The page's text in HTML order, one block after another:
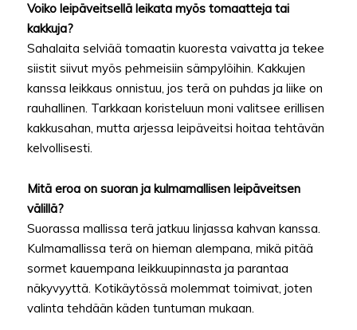
Voiko leipäveitsellä leikata myös tomaatteja tai
kakkuja?
Sahalaita selviää tomaatin kuoresta vaivatta ja tekee
siistit siivut myös pehmeisiin sämpylöihin. Kakkujen
kanssa leikkaus onnistuu, jos terä on puhdas ja liike on
rauhallinen. Tarkkaan koristeluun moni valitsee erillisen
kakkusahan, mutta arjessa leipäveitsi hoitaa tehtävän
kelvollisesti.
Mitä eroa on suoran ja kulmamallisen leipäveitsen
välillä?
Suorassa mallissa terä jatkuu linjassa kahvan kanssa.
Kulmamallissa terä on hieman alempana, mikä pitää
sormet kauempana leikkuupinnasta ja parantaa
näkyvyyttä. Kotikäytössä molemmat toimivat, joten
valinta tehdään käden tuntuman mukaan.